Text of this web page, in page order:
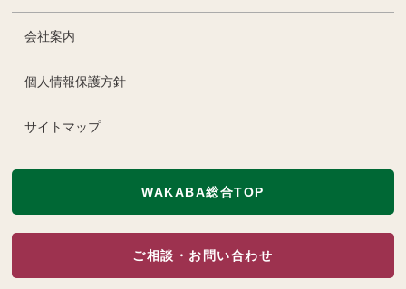
会社案内
個人情報保護方針
サイトマップ
WAKABA総合TOP
ご相談・お問い合わせ